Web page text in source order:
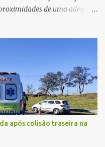
de uma adega. O
ainda no local. Outras
Até o momento, não
sobre o estado de saúde dos
Gertrudes atenderam a
da perícia. Até a
havia sido preso. A Polícia
a autoria dos disparos e as
após colisão traseira na